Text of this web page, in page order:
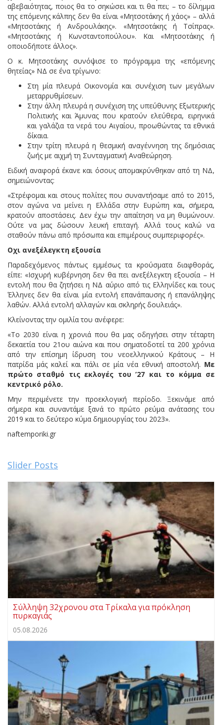
αβεβαιότητας, ποιος θα το σηκώσει και τι θα πει; – το δίλημμα
της επόμενης κάλπης δεν θα είναι «Μητσοτάκης ή χάος» – αλλά
«Μητσοτάκης ή Ανδρουλάκης». «Μητσοτάκης ή Τσίπρας».
«Μητσοτάκης ή Κωνσταντοπούλου». Και «Μητσοτάκης ή
οποιοδήποτε άλλος».
Ο κ. Μητσοτάκης συνόψισε το πρόγραμμα της «επόμενης
θητείας» ΝΔ σε ένα τρίγωνο:
Στη μία πλευρά Οικονομία και συνέχιση των μεγάλων
μεταρρυθμίσεων.
Στην άλλη πλευρά η συνέχιση της υπεύθυνης Εξωτερικής
Πολιτικής και Άμυνας που κρατούν ελεύθερα, ειρηνικά
και γαλάζια τα νερά του Αιγαίου, προωθώντας τα εθνικά
δίκαια.
Στην τρίτη πλευρά η θεσμική αναγέννηση της δημόσιας
ζωής με αιχμή τη Συνταγματική Αναθεώρηση.
Ειδική αναφορά έκανε και όσους απομακρύνθηκαν από τη ΝΔ,
σημειώνοντας:
«Στρέφομαι και στους πολίτες που συναντήσαμε από το 2015,
στον αγώνα να μείνει η Ελλάδα στην Ευρώπη και, σήμερα,
κρατούν αποστάσεις. Δεν έχω την απαίτηση να μη θυμώνουν.
Ούτε να μας δώσουν λευκή επιταγή. Αλλά τους καλώ να
σταθούν πάνω από πρόσωπα και επιμέρους συμπεριφορές».
Οχι ανεξέλεγκτη εξουσία
Παραδεχόμενος πάντως εμμέσως τα κρούσματα διαφθοράς,
είπε: «Ισχυρή κυβέρνηση δεν θα πει ανεξέλεγκτη εξουσία – Η
εντολή που θα ζητήσει η ΝΔ αύριο από τις Ελληνίδες και τους
Έλληνες δεν θα είναι μία εντολή επανάπαυσης ή επανάληψης
λαθών. Αλλά εντολή αλλαγών και σκληρής δουλειάς».
Κλείνοντας την ομιλία του ανέφερε:
«Το 2030 είναι η χρονιά που θα μας οδηγήσει στην τέταρτη
δεκαετία του 21ου αιώνα και που σηματοδοτεί τα 200 χρόνια
από την επίσημη ίδρυση του νεοελληνικού Κράτους – Η
πατρίδα μάς καλεί και πάλι σε μία νέα εθνική αποστολή. Με
πρώτο σταθμό τις εκλογές του ’27 και το κόμμα σε
κεντρικό ρόλο.
Μην περιμένετε την προεκλογική περίοδο. Ξεκινάμε από
σήμερα και συναντάμε ξανά το πρώτο ρεύμα ανάτασης του
2019 και το δεύτερο κύμα δημιουργίας του 2023».
naftemporiki.gr
Slider Posts
Σύλληψη 32χρονου στα Τρίκαλα για πρόκληση
πυρκαγιάς
05.08.2026